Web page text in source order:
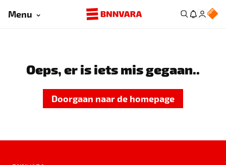
Menu
Oeps, er is iets mis gegaan..
Doorgaan naar de homepage